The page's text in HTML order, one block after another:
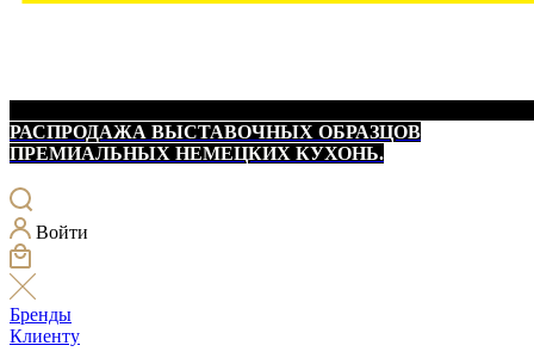
РАСПРОДАЖА ВЫСТАВОЧНЫХ ОБРАЗЦОВ
ПРЕМИАЛЬНЫХ НЕМЕЦКИХ КУХОНЬ.
Войти
Бренды
Клиенту